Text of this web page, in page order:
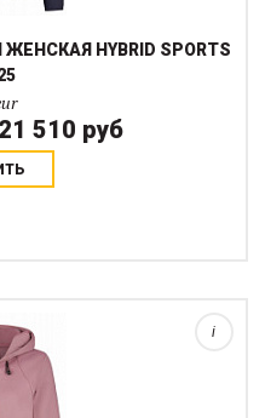
HYBRID SPORTS
21 510 руб
i